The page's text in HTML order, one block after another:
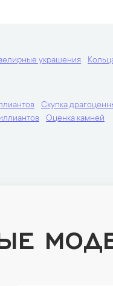
украшения
Скупка
Оценка камней